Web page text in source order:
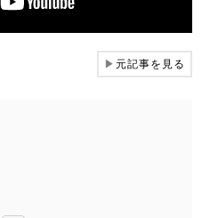
▶元記事を見る